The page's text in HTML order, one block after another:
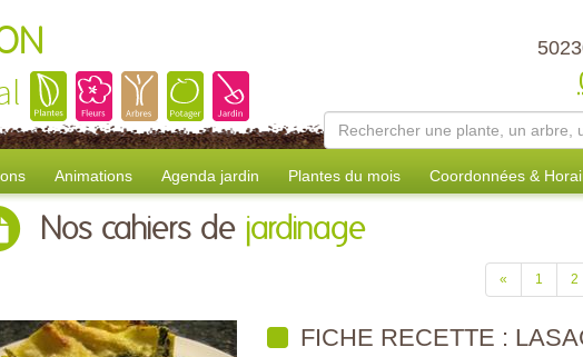
Animations Agenda jardin Plantes du mois Coordonnées &
Nos cahiers de jardinage
« 1 2
FICHE RECETTE :